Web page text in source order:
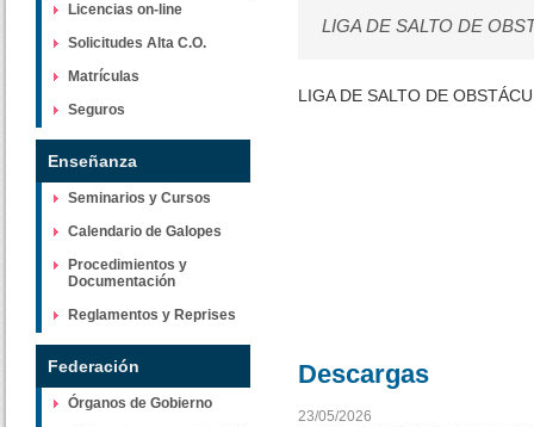
Licencias on-line
Solicitudes Alta C.O.
Matrículas
Seguros
Enseñanza
Seminarios y Cursos
Calendario de Galopes
Procedimientos y
Documentación
Reglamentos y Reprises
Federación
Órganos de Gobierno
LIGA DE SALTO DE
LIGA DE SALTO DE
Descargas
23/05/2026